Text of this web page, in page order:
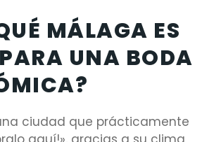
MÁLAGA ES
UNA BODA
ciudad que prácticamente